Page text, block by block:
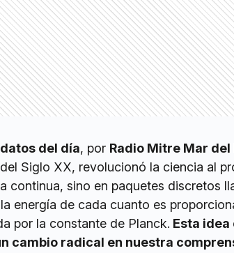
del día, por Radio Mitre Mar del
Siglo XX, revolucionó la ciencia al
continua, sino en paquetes discretos
energía de cada cuanto es
por la constante de Planck. Esta
cambio radical en nuestra